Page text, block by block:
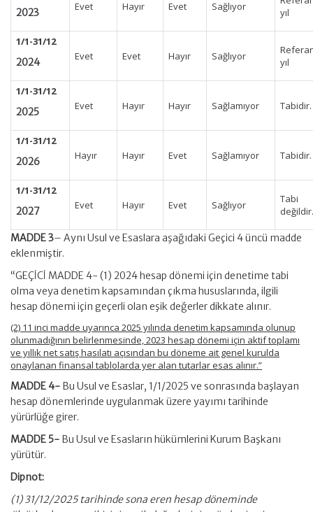
2023 Evet Hayır Evet Sağlıyor
yıl
1/1-31/12
2024
Evet Evet Hayır Sağlıyor
yıl
1/1-31/12
2025
Evet Hayır Hayır Sağlamıyor Tabidir.
1/1-31/12
2026
Hayır Hayır Evet Sağlamıyor Tabidir.
1/1-31/12
2027
Evet Hayır Evet Sağlıyor
Tabi
değildir.
MADDE 3– Aynı Usul ve Esaslara aşağıdaki Geçici 4 üncü madde
eklenmiştir.
“GEÇİCİ MADDE 4- (1) 2024 hesap dönemi için denetime tabi
olma veya denetim kapsamından çıkma hususlarında, ilgili
hesap dönemi için geçerli olan eşik değerler dikkate alınır.
(2) 11 inci madde uyarınca 2025 yılında denetim kapsamında olunup
olunmadığının belirlenmesinde, 2023 hesap dönemi için aktif toplamı
ve yıllık net satış hasılatı açısından bu döneme ait genel kurulda
onaylanan finansal tablolarda yer alan tutarlar esas alınır.”
MADDE 4- Bu Usul ve Esaslar, 1/1/2025 ve sonrasında başlayan
hesap dönemlerinde uygulanmak üzere yayımı tarihinde
yürürlüğe girer.
MADDE 5- Bu Usul ve Esasların hükümlerini Kurum Başkanı
yürütür.
Dipnot:
(1) 31/12/2025 tarihinde sona eren hesap döneminde